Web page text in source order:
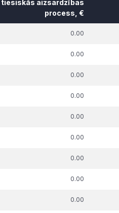
tiesiskās aizsardzības
process, €
tiesiskās aizsardzības
0.00
0.00
0.00
0.00
0.00
0.00
0.00
0.00
0.00